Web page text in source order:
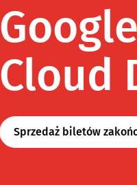
Google
Cloud
Sprzedaż biletów